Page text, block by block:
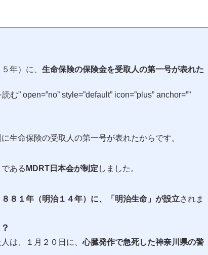
年）に、 生命保険の保険金を受取人の第一号が表れた
” open=”no” style=”default” icon=”plus” anchor=””
に生命保険の受取人の第一号が表れたからです。
ある MDRT日本会が制定 しました。
８８１年（明治１４年）に、「明治生命」が設立されま
は、１月２０日に、心臓発作で急死した神奈川県の警